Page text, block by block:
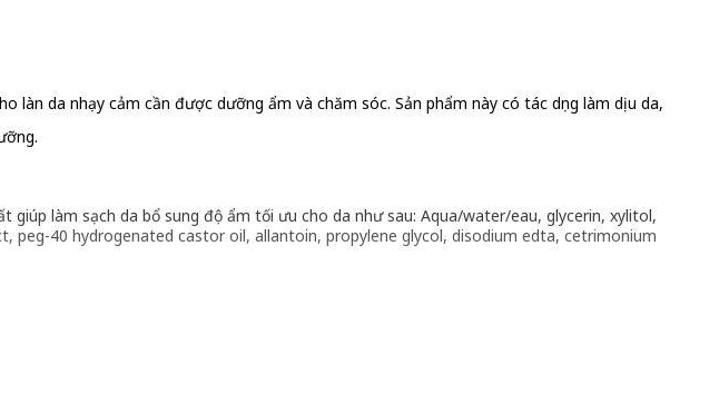
da nhạy cảm cần được dưỡng ẩm và chăm sóc. Sản phẩm này có tác dụng làm dịu da,
làm sạch da bổ sung độ ẩm tối ưu cho da như sau: Aqua/water/eau, glycerin, xylitol,
40 hydrogenated castor oil, allantoin, propylene glycol, disodium edta, cetrimonium